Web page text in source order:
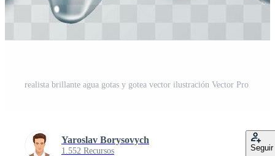
realista brillante agua gotas y gotea vector ilustración Vector Pro
Yaroslav Borysovych
1.552 Recursos Seguir